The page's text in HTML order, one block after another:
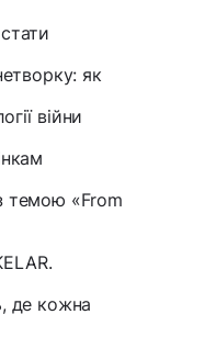
як
війни
темою «From
де кожна